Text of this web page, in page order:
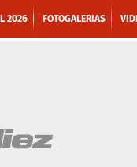
2026 FOTOGALERIAS